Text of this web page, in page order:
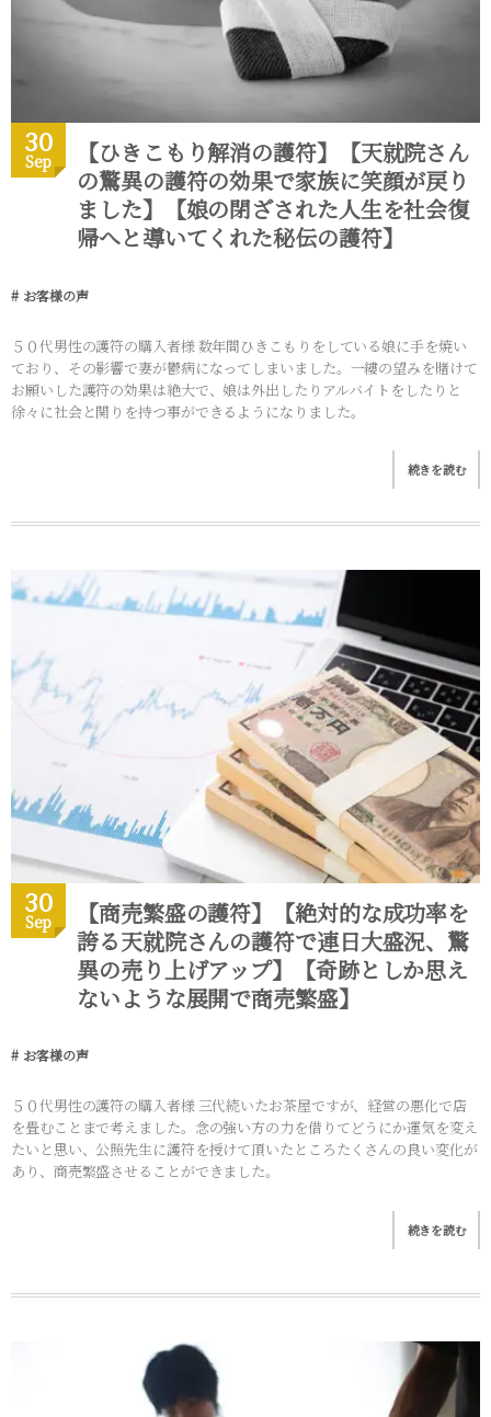
30
Sep
【ひきこもり解消の護符】【天就院さん
の驚異の護符の効果で家族に笑顔が戻り
ました】【娘の閉ざされた人生を社会復
帰へと導いてくれた秘伝の護符】
お客様の声
５０代男性の護符の購入者様 数年間ひきこもりをしている娘に手を焼い
ており、その影響で妻が鬱病になってしまいました。一縷の望みを賭けて
お願いした護符の効果は絶大で、娘は外出したりアルバイトをしたりと
徐々に社会と関りを持つ事ができるようになりました。
続きを読む
30
Sep
【商売繁盛の護符】【絶対的な成功率を
誇る天就院さんの護符で連日大盛況、驚
異の売り上げアップ】【奇跡としか思え
ないような展開で商売繁盛】
お客様の声
５０代男性の護符の購入者様 三代続いたお茶屋ですが、経営の悪化で店
を畳むことまで考えました。念の強い方の力を借りてどうにか運気を変え
たいと思い、公照先生に護符を授けて頂いたところたくさんの良い変化が
あり、商売繁盛させることができました。
続きを読む